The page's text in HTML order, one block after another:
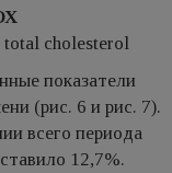
cholesterol
показатели
(рис. 6 и рис. 7).
всего периода
12,7%.